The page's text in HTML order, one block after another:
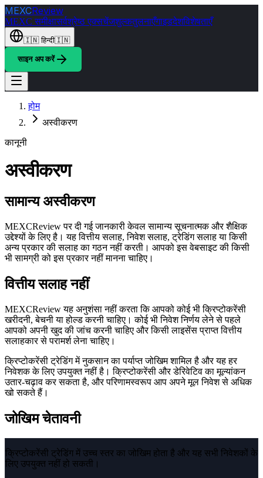
MEXCReview
MEXC समीक्षासर्वश्रेष्ठ एक्सचेंजशुल्कतुलनाएँगाइडदेशविशेषताएँ
🇮🇳 हिन्दी🇮🇳
साइन अप करें
होम
अस्वीकरण
कानूनी
अस्वीकरण
सामान्य अस्वीकरण
MEXCReview पर दी गई जानकारी केवल सामान्य सूचनात्मक और शैक्षिक
उद्देश्यों के लिए है। यह वित्तीय सलाह, निवेश सलाह, ट्रेडिंग सलाह या किसी
अन्य प्रकार की सलाह का गठन नहीं करती। आपको इस वेबसाइट की किसी
भी सामग्री को इस प्रकार नहीं मानना चाहिए।
वित्तीय सलाह नहीं
MEXCReview यह अनुशंसा नहीं करता कि आपको कोई भी क्रिप्टोकरेंसी
खरीदनी, बेचनी या होल्ड करनी चाहिए। कोई भी निवेश निर्णय लेने से पहले
आपको अपनी खुद की जांच करनी चाहिए और किसी लाइसेंस प्राप्त वित्तीय
सलाहकार से परामर्श लेना चाहिए।
क्रिप्टोकरेंसी ट्रेडिंग में नुकसान का पर्याप्त जोखिम शामिल है और यह हर
निवेशक के लिए उपयुक्त नहीं है। क्रिप्टोकरेंसी और डेरिवेटिव का मूल्यांकन
उतार-चढ़ाव कर सकता है, और परिणामस्वरूप आप अपने मूल निवेश से अधिक
खो सकते हैं।
जोखिम चेतावनी
क्रिप्टोकरेंसी ट्रेडिंग में उच्च स्तर का जोखिम होता है और यह सभी निवेशकों के
लिए उपयुक्त नहीं हो सकती।